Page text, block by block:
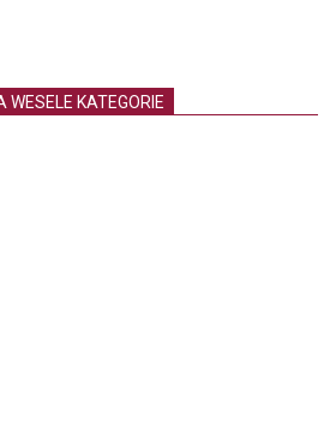
WESELE KATEGORIE